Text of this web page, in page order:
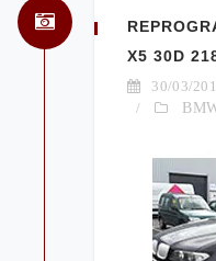
X5 30D
30/03/
/